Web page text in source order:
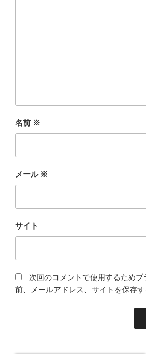
名前 ※
メール ※
サイト
次回のコメントで使用するためブ
前、メールアドレス、サイトを保存す